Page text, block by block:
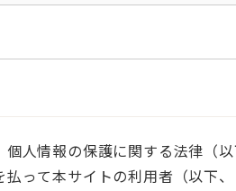
人情報の保護に関する法律（
って本サイトの利用者（以下